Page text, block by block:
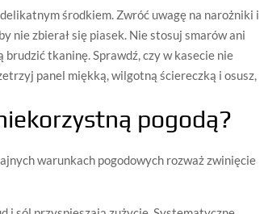
środkiem. Zwróć uwagę na narożniki i
nie zbierał się piasek. Nie stosuj smarów ani
tkaninę. Sprawdź, czy w kasecie nie
panel miękką, wilgotną ściereczką i osusz,
pogodą?
warunkach pogodowych rozważ zwinięcie